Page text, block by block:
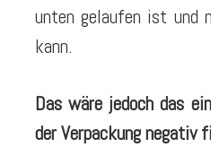
unten gelaufen ist und
kann.
Das wäre jedoch das
der Verpackung negativ